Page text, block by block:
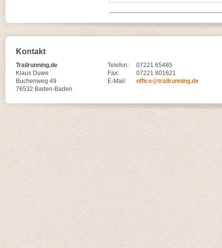
Kontakt
Trailrunning.de
Klaus Duwe
Buchenweg 49
76532 Baden-Baden
Telefon:
07221 65485
Fax:
07221 801621
E-Mail:
office@trailrunning.de